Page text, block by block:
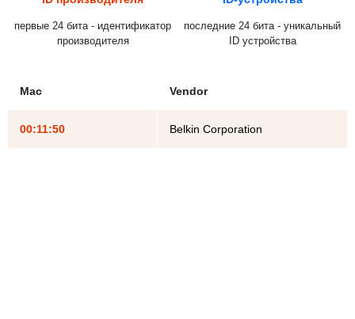
первые 24 бита - идентификатор
производителя
последние 24 бита - уникальный
ID устройства
Mac Vendor
00:11:50 Belkin Corporation